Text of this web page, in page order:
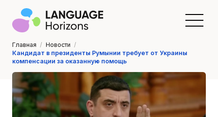
Главная / Новости /
Кандидат в президенты Румынии требует от Украины
компенсации за оказанную помощь